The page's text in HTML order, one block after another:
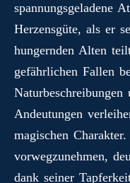
spannungsgeladene
Herzensgüte, als er
hungernden Alten
gefährlichen Fallen
Andeutungen
magischen
vorwegzunehmen,
dank seiner